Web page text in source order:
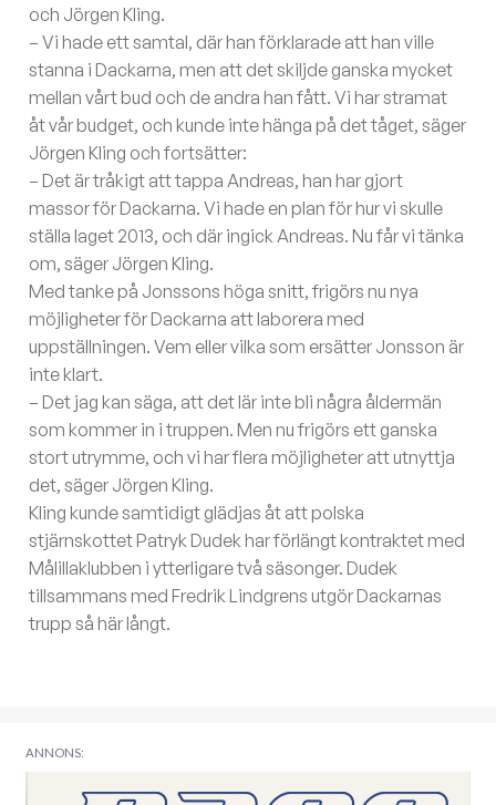
och Jörgen Kling.
– Vi hade ett samtal, där han förklarade att han ville
stanna i Dackarna, men att det skiljde ganska mycket
mellan vårt bud och de andra han fått. Vi har stramat
åt vår budget, och kunde inte hänga på det tåget, säger
Jörgen Kling och fortsätter:
– Det är tråkigt att tappa Andreas, han har gjort
massor för Dackarna. Vi hade en plan för hur vi skulle
ställa laget 2013, och där ingick Andreas. Nu får vi tänka
om, säger Jörgen Kling.
Med tanke på Jonssons höga snitt, frigörs nu nya
möjligheter för Dackarna att laborera med
uppställningen. Vem eller vilka som ersätter Jonsson är
inte klart.
– Det jag kan säga, att det lär inte bli några åldermän
som kommer in i truppen. Men nu frigörs ett ganska
stort utrymme, och vi har flera möjligheter att utnyttja
det, säger Jörgen Kling.
Kling kunde samtidigt glädjas åt att polska
stjärnskottet Patryk Dudek har förlängt kontraktet med
Målillaklubben i ytterligare två säsonger. Dudek
tillsammans med Fredrik Lindgrens utgör Dackarnas
trupp så här långt.
ANNONS: